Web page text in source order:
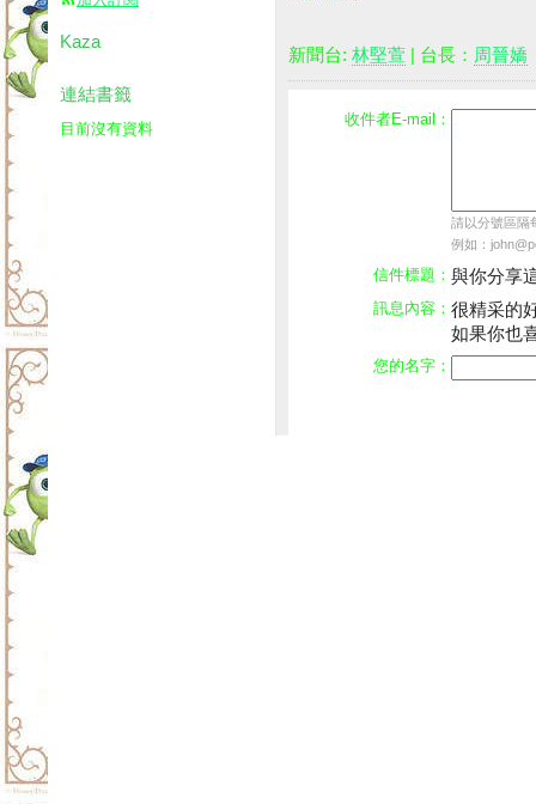
新聞台: 林堅萱 | 台長： 周晉嬌
收件者E-mail：
請以分號區隔
例如：
信件標題： 與你分享
訊息內容： 很精采的
如果你也
您的名字：
Kaza
連結書籤
目前沒有資料